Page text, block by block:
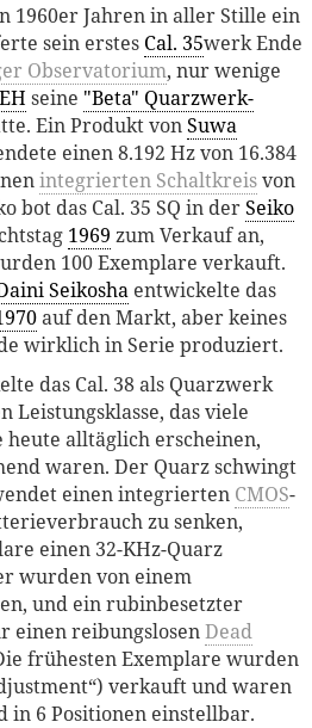
1960er Jahren in aller Stille ein
sein erstes Cal. 35werk Ende
Observatorium, nur wenige
seine "Beta" Quarzwerk-
Ein Produkt vonSuwa
einen 8.192 Hz von 16.384
integrierten Schaltkreisvon
bot das Cal. 35 SQ in derSeiko
1969 zum Verkauf an,
100 Exemplare verkauft.
Seikosha entwickelte das
auf den Markt, aber keines
wirklich in Serie produziert.
das Cal. 38 als Quarzwerk
Leistungsklasse, das viele
alltäglich erscheinen,
waren. Der Quarz schwingt
einen integrierten CMOS-
zu senken,
einen 32-KHz-Quarz
wurden von einem
und ein rubinbesetzter
einen reibungslosenDead
frühesten Exemplare wurden
verkauft und waren
6 Positionen einstellbar.